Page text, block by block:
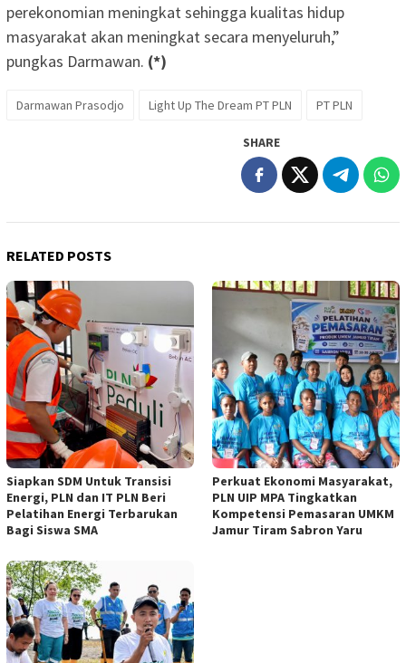
perekonomian meningkat sehingga kualitas hidup
masyarakat akan meningkat secara menyeluruh,”
pungkas Darmawan. (*)
Darmawan Prasodjo Light Up The Dream PT PLN PT PLN
SHARE
RELATED POSTS
Siapkan SDM Untuk Transisi
Energi, PLN dan IT PLN Beri
Pelatihan Energi Terbarukan
Bagi Siswa SMA
Perkuat Ekonomi Masyarakat,
PLN UIP MPA Tingkatkan
Kompetensi Pemasaran UMKM
Jamur Tiram Sabron Yaru